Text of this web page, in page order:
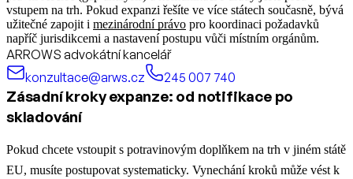
vstupem na trh. Pokud expanzi řešíte ve více státech současně, bývá
užitečné zapojit i mezinárodní právo pro koordinaci požadavků
napříč jurisdikcemi a nastavení postupu vůči místním orgánům.
ARROWS advokátní kancelář
konzultace@arws.cz
245 007 740
Zásadní kroky expanze: od notifikace po
skladování
Pokud chcete vstoupit s potravinovým doplňkem na trh v jiném státě
EU, musíte postupovat systematicky. Vynechání kroků může vést k